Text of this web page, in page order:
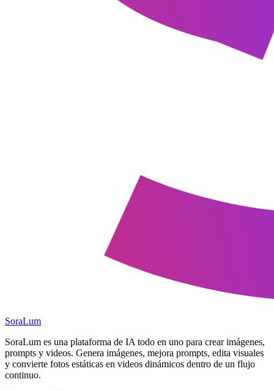
SoraLum
SoraLum es una plataforma de IA todo en uno para crear imágenes,
prompts y videos. Genera imágenes, mejora prompts, edita visuales
y convierte fotos estáticas en videos dinámicos dentro de un flujo
continuo.